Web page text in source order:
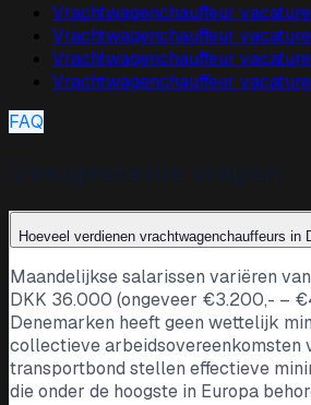
Vrachtwagenchauffeur
Vrachtwagenchauffeur
Vrachtwagenchauffeur
Vrachtwagenchauffeur
FAQ
Hoeveel verdienen vrachtwagenchauffeurs in
Maandelijkse salarissen variëren
DKK 36.000 (ongeveer €3.200,- –
Denemarken heeft geen wettelijk
collectieve arbeidsovereenkomsten
transportbond stellen effectieve
die onder de hoogste in Europa